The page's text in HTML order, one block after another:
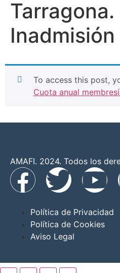
Tarragona.
Inadmisión
To access this post,
Cuota anual
AMAFI. 2024. Todos los
Política de Privacidad
Política de Cookies
Aviso Legal